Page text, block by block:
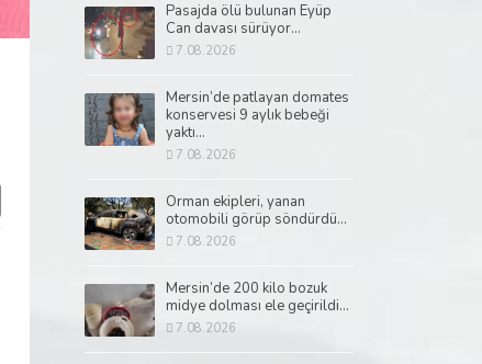
Pasajda ölü bulunan Eyüp
Can davası sürüyor...
7.08.2026
Mersin’de patlayan domates
konservesi 9 aylık bebeği
yaktı...
7.08.2026
Orman ekipleri, yanan
otomobili görüp söndürdü...
7.08.2026
Mersin’de 200 kilo bozuk
midye dolması ele geçirildi...
7.08.2026